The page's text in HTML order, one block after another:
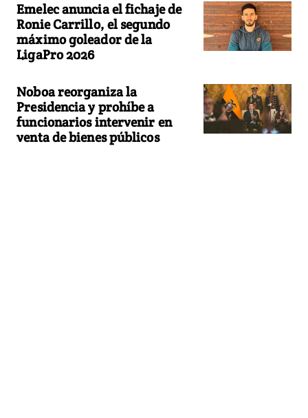
Emelec anuncia el fichaje de
Ronie Carrillo, el segundo
máximo goleador de la
LigaPro 2026
Noboa reorganiza la
Presidencia y prohíbe a
funcionarios intervenir en
venta de bienes públicos